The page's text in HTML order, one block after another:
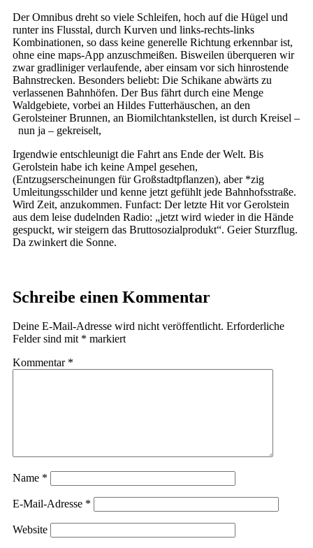
Der Omnibus dreht so viele Schleifen, hoch auf die Hügel und
runter ins Flusstal, durch Kurven und links-rechts-links
Kombinationen, so dass keine generelle Richtung erkennbar ist,
ohne eine maps-App anzuschmeißen. Bisweilen überqueren wir
zwar gradliniger verlaufende, aber einsam vor sich hinrostende
Bahnstrecken. Besonders beliebt: Die Schikane abwärts zu
verlassenen Bahnhöfen. Der Bus fährt durch eine Menge
Waldgebiete, vorbei an Hildes Futterhäuschen, an den
Gerolsteiner Brunnen, an Biomilchtankstellen, ist durch Kreisel –
nun ja – gekreiselt,
Irgendwie entschleunigt die Fahrt ans Ende der Welt. Bis
Gerolstein habe ich keine Ampel gesehen,
(Entzugserscheinungen für Großstadtpflanzen), aber *zig
Umleitungsschilder und kenne jetzt gefühlt jede Bahnhofsstraße.
Wird Zeit, anzukommen. Funfact: Der letzte Hit vor Gerolstein
aus dem leise dudelnden Radio: „jetzt wird wieder in die Hände
gespuckt, wir steigern das Bruttosozialprodukt“. Geier Sturzflug.
Da zwinkert die Sonne.
Schreibe einen Kommentar
Deine E-Mail-Adresse wird nicht veröffentlicht. Erforderliche
Felder sind mit * markiert
Kommentar *
Name *
E-Mail-Adresse *
Website